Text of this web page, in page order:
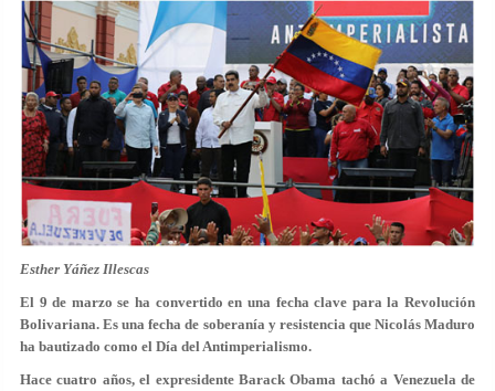
Esther Yáñez Illescas
El 9 de marzo se ha convertido en una fecha clave para la Revolución
Bolivariana. Es una fecha de soberanía y resistencia que Nicolás Maduro
ha bautizado como el Día del Antimperialismo.
Hace cuatro años, el expresidente Barack Obama tachó a Venezuela de